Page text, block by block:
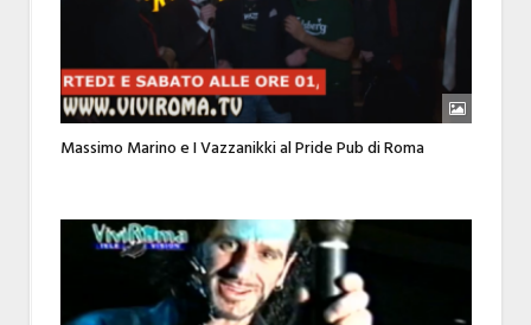
Massimo Marino e I Vazzanikki al Pride Pub di Roma